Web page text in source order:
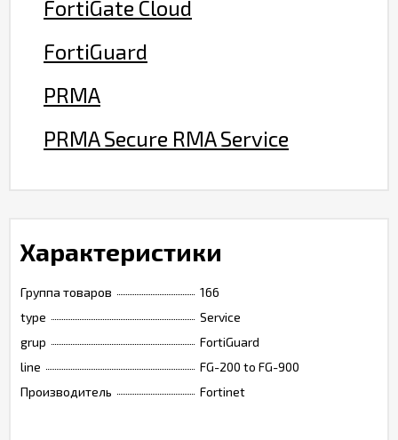
FortiGate Cloud
FortiGuard
PRMA
PRMA Secure RMA Service
Характеристики
Группа товаров
166
type
Service
grup
FortiGuard
line
FG-200 to FG-900
Производитель
Fortinet